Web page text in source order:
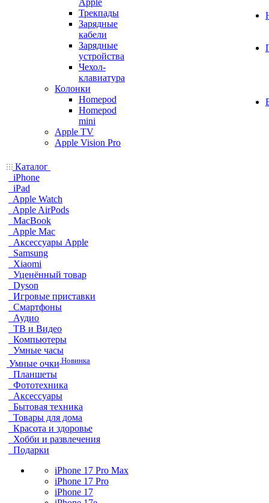
Apple
Трекпады
Зарядные
кабели
Зарядные
устройства
Чехол-
клавиатура
Колонки
Homepod
Homepod
mini
Apple TV
Apple Vision Pro
Каталог
iPhone
iPad
Apple Watch
Apple AirPods
MacBook
Apple Mac
Аксессуары Apple
Samsung
Xiaomi
Уценённый товар
Dyson
Игровые приставки
Смартфоны
Аудио
ТВ и Видео
Компьютеры
Умные часы
Умные очки Новинка
Планшеты
Фототехника
Аксессуары
Бытовая техника
Товары для дома
Красота и здоровье
Хобби и развлечения
Подарки
iPhone 17 Pro Max
iPhone 17 Pro
iPhone 17